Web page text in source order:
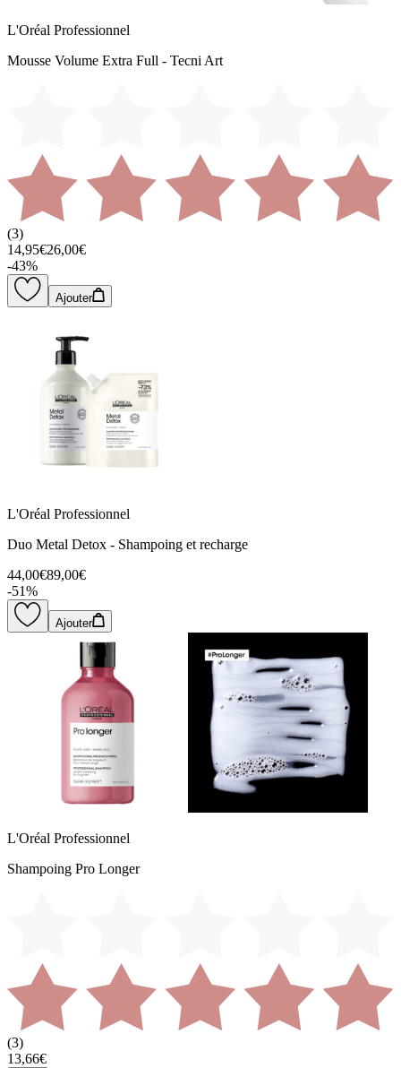
L'Oréal Professionnel
Mousse Volume Extra Full - Tecni Art
(3)
14,95€26,00€
-43%
Ajouter
L'Oréal Professionnel
Duo Metal Detox - Shampoing et recharge
44,00€89,00€
-51%
Ajouter
L'Oréal Professionnel
Shampoing Pro Longer
(3)
13,66€